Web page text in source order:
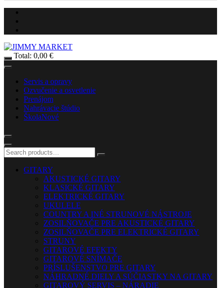
Total: 0,00 €
Servis a opravy
Ozvučenie a osvetlenie
Prenájom
Nahrávacie štúdio
ŠkolaNové
GITARY
AKUSTICKÉ GITARY
KLASICKÉ GITARY
ELEKTRICKÉ GITARY
UKULELE
COUNTRY A INÉ STRUNOVÉ NÁSTROJE
ZOSILŇOVAČE PRE AKUSTICKÉ GITARY
ZOSILŇOVAČE PRE ELEKTRICKÉ GITARY
STRUNY
GITAROVÉ EFEKTY
GITAROVÉ SNÍMAČE
PRÍSLUŠENSTVO PRE GITARY
NÁHRADNÉ DIELY A SÚČIASTKY NA GITARY
GITAROVÝ SERVIS – NÁRADIE